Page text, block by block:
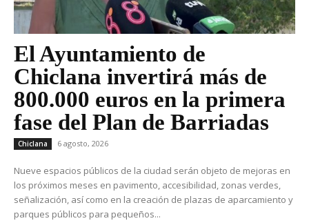
El Ayuntamiento de
Chiclana invertirá más de
800.000 euros en la primera
fase del Plan de Barriadas
Chiclana 6 agosto, 2026
Nueve espacios públicos de la ciudad serán objeto de mejoras en
los próximos meses en pavimento, accesibilidad, zonas verdes,
señalización, así como en la creación de plazas de aparcamiento y
parques públicos para pequeños...